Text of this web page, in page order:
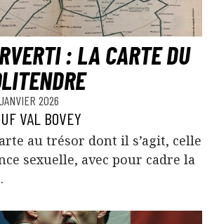
: LA CARTE DU
2026
VAL BOVEY
au trésor dont il s’agit, celle
sexuelle, avec pour cadre la